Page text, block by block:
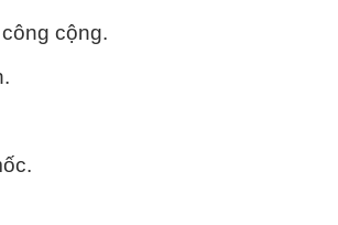
cộng.